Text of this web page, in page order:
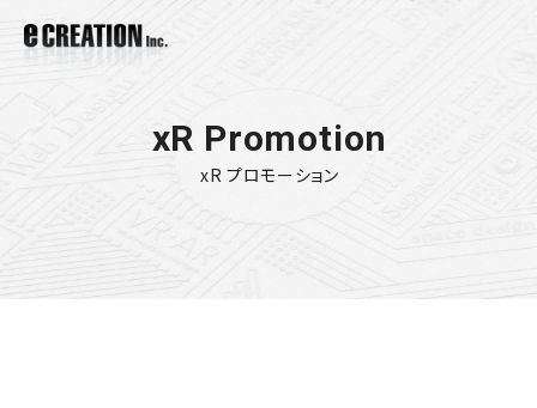
xR Promotion
xR プロモーション